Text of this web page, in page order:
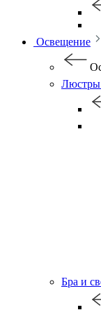
Освещение
Люстры
Бра и